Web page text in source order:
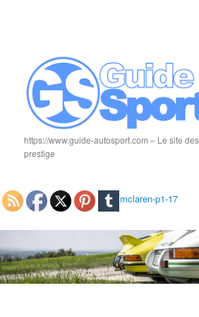
https://www.guide-autosport.com – Le site
prestige
mclaren-p1-17